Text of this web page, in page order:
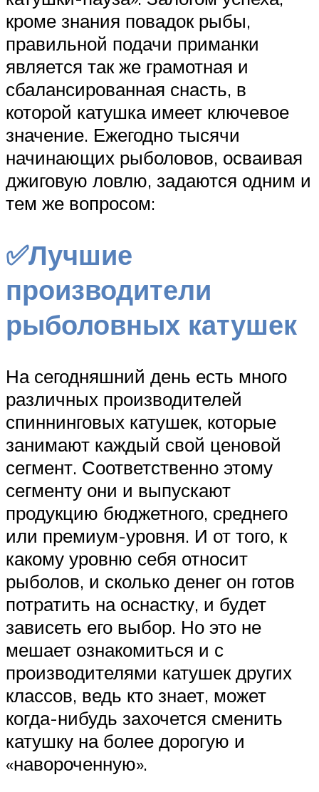
кроме знания повадок рыбы,
правильной подачи приманки
является так же грамотная и
сбалансированная снасть, в
которой катушка имеет ключевое
значение. Ежегодно тысячи
начинающих рыболовов, осваивая
джиговую ловлю, задаются одним и
тем же вопросом:
✅Лучшие
производители
рыболовных катушек
На сегодняшний день есть много
различных производителей
спиннинговых катушек, которые
занимают каждый свой ценовой
сегмент. Соответственно этому
сегменту они и выпускают
продукцию бюджетного, среднего
или премиум-уровня. И от того, к
какому уровню себя относит
рыболов, и сколько денег он готов
потратить на оснастку, и будет
зависеть его выбор. Но это не
мешает ознакомиться и с
производителями катушек других
классов, ведь кто знает, может
когда-нибудь захочется сменить
катушку на более дорогую и
«навороченную».